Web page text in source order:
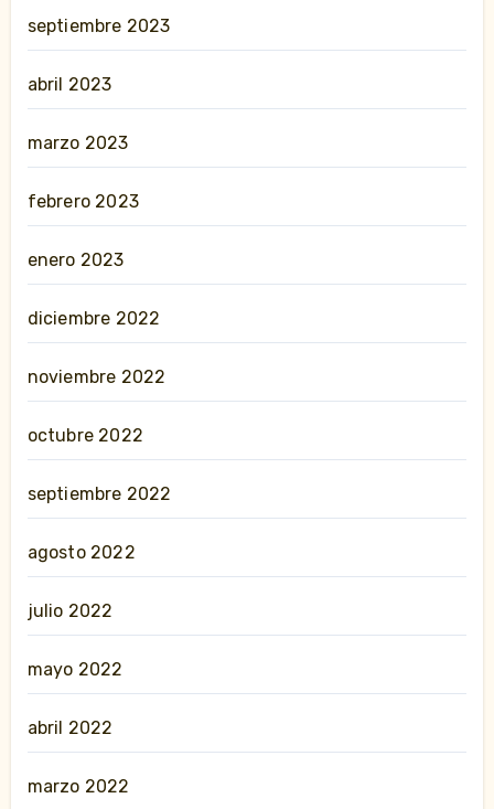
septiembre 2023
abril 2023
marzo 2023
febrero 2023
enero 2023
diciembre 2022
noviembre 2022
octubre 2022
septiembre 2022
agosto 2022
julio 2022
mayo 2022
abril 2022
marzo 2022